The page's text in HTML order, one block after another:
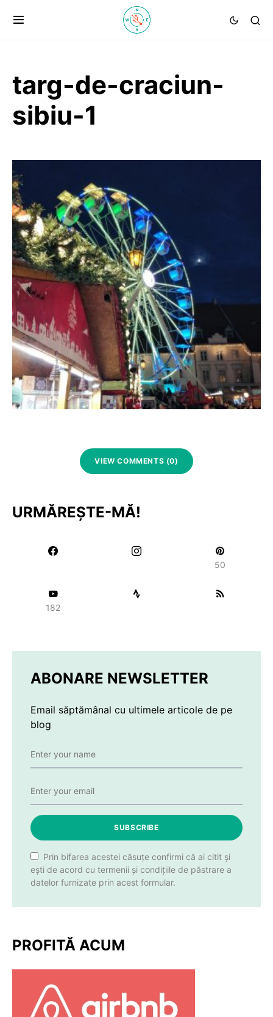
targ-de-craciun-
sibiu-1
VIEW COMMENTS (0)
URMĂREȘTE-MĂ!
50
182
ABONARE NEWSLETTER
Email săptămânal cu ultimele articole de pe
blog
SUBSCRIBE
Prin bifarea acestei căsuțe confirmi că ai citit și
ești de acord cu termenii și condițiile de păstrare a
datelor furnizate prin acest formular.
PROFITĂ ACUM